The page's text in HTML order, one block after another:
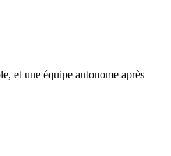
et une équipe autonome après